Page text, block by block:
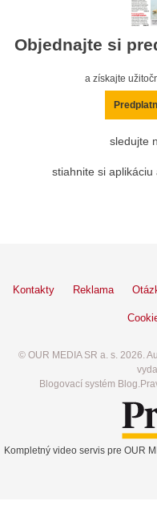
Objednajte si
a získajte
sledujte
stiahnite si
Kontakty Reklama
© OUR MEDIA SR a. s. 2026.
Blogovací systém
Kompletný video servis pre OUR